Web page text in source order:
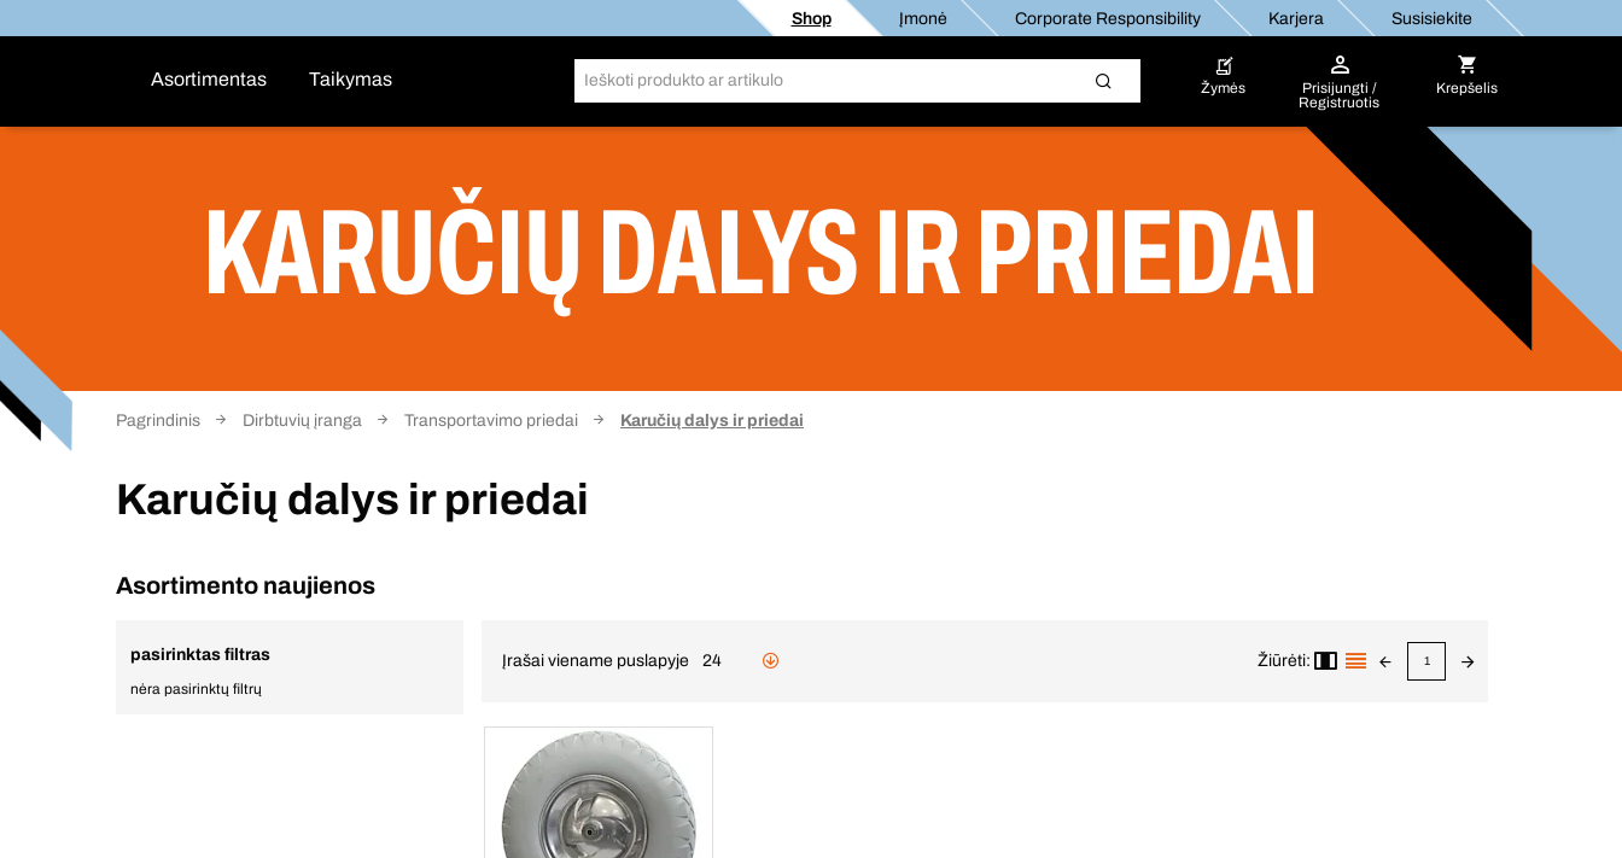
Shop Įmonė Corporate Responsibility Karjera Susisiekite
Asortimentas Taikymas Žymės
Prisijungti /
Registruotis
Krepšelis
KARUČIŲ DALYS IR PRIEDAI
Pagrindinis Dirbtuvių įranga Transportavimo priedai Karučių dalys ir priedai
Karučių dalys ir priedai
Asortimento naujienos
pasirinktas filtras
nėra pasirinktų filtrų
Įrašai viename puslapyje 24 Žiūrėti: 1